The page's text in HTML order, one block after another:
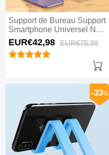
Support de Bureau Support
Smartphone Universel N03
Violet
EUR€42,98 EUR€75,99
-33%